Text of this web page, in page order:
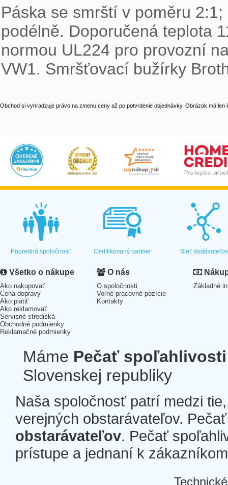
Páska se smrští v poměru
podélně. Doporučená teplota
normou UL224 pro provozní
VW1. Smršťovací bužírky
Obchod si vyhradzuje právo na zmenu ceny až po potvrdenie objednávky. Obrázok má len
Popredná spoločnosť Certifikovaný partner Sieť dodávateľov
Všetko o nákupe
Ako nakupovať
Cena dopravy
Ako platiť
Ako reklamovať
Servisné strediská
Obchodné podmienky
Reklamačné podmienky
O nás
O spoločnosti
Voľné pracovné pozície
Kontakty
Základné
Máme Pečať spoľahlivosti
Slovenskej republiky
Naša spoločnosť patrí medzi
verejných obstarávateľov.
obstarávateľov. Pečať
prístupe a jednaní k